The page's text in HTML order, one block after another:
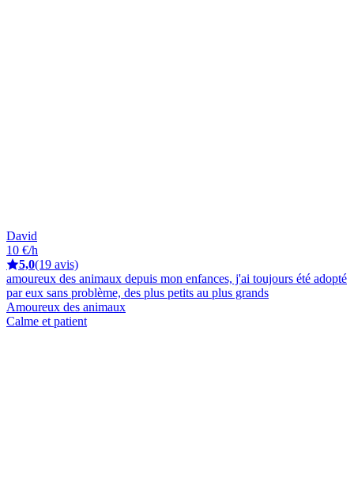
David
10 €/h
5,0(19 avis)
amoureux des animaux depuis mon enfances, j'ai toujours été adopté
par eux sans problème, des plus petits au plus grands
Amoureux des animaux
Calme et patient